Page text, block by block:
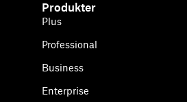
Produkter
Plus
Professional
Business
Enterprise